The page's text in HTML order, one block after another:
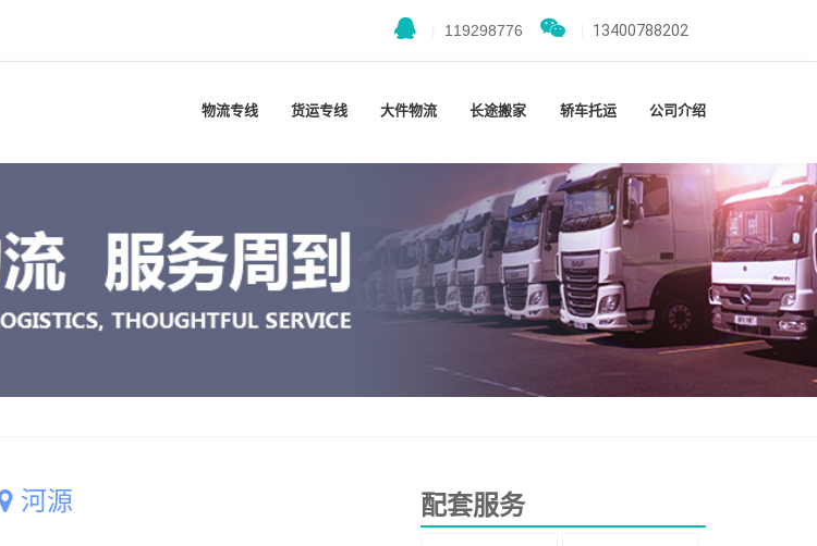
119298776 13400788202
物流专线 货运专线 大件物流 长途搬家 轿车托运 公司介绍
河源 配套服务